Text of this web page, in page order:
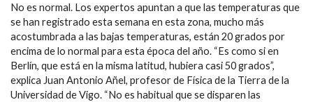
No es normal. Los expertos apuntan a que las temperaturas que
se han registrado esta semana en esta zona, mucho más
acostumbrada a las bajas temperaturas, están 20 grados por
encima de lo normal para esta época del año. “Es como si en
Berlín, que está en la misma latitud, hubiera casi 50 grados”,
explica Juan Antonio Añel, profesor de Física de la Tierra de la
Universidad de Vigo. “No es habitual que se disparen las